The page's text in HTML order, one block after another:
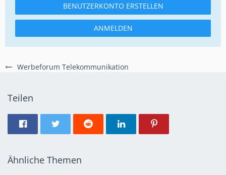
Werbeforum Telekommunikation
BENUTZERKONTO ERSTELLEN
ANMELDEN
Teilen
Ähnliche Themen